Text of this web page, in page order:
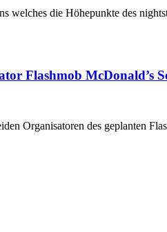
welches die Höhepunkte des
Flashmob McDonald’s
Organisatoren des geplanten